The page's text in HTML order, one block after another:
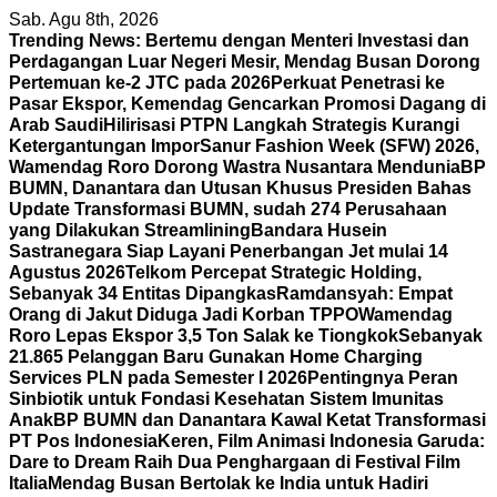
Skip
to
content
Sab. Agu 8th, 2026
Trending News: Bertemu dengan Menteri Investasi dan
Perdagangan Luar Negeri Mesir, Mendag Busan Dorong
Pertemuan ke-2 JTC pada 2026Perkuat Penetrasi ke
Pasar Ekspor, Kemendag Gencarkan Promosi Dagang di
Arab SaudiHilirisasi PTPN Langkah Strategis Kurangi
Ketergantungan ImporSanur Fashion Week (SFW) 2026,
Wamendag Roro Dorong Wastra Nusantara MenduniaBP
BUMN, Danantara dan Utusan Khusus Presiden Bahas
Update Transformasi BUMN, sudah 274 Perusahaan
yang Dilakukan Streamlining Bandara Husein
Sastranegara Siap Layani Penerbangan Jet mulai 14
Agustus 2026Telkom Percepat Strategic Holding,
Sebanyak 34 Entitas DipangkasRamdansyah: Empat
Orang di Jakut Diduga Jadi Korban TPPOWamendag
Roro Lepas Ekspor 3,5 Ton Salak ke TiongkokSebanyak
21.865 Pelanggan Baru Gunakan Home Charging
Services PLN pada Semester I 2026Pentingnya Peran
Sinbiotik untuk Fondasi Kesehatan Sistem Imunitas
AnakBP BUMN dan Danantara Kawal Ketat Transformasi
PT Pos IndonesiaKeren, Film Animasi Indonesia Garuda:
Dare to Dream Raih Dua Penghargaan di Festival Film
ItaliaMendag Busan Bertolak ke India untuk Hadiri